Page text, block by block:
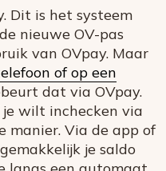
Dit is het systeem
nieuwe OV-pas
van OVpay. Maar
of op een
dat via OVpay.
je wilt inchecken via
manier. Via de app of
je saldo